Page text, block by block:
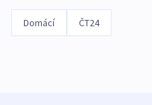
Domácí ČT24